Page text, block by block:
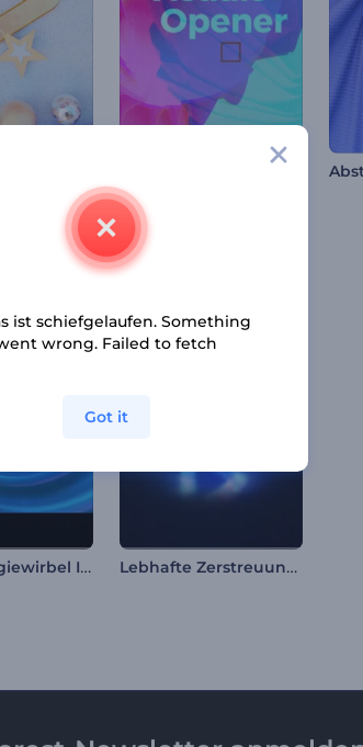
Neon-Energiewirbel Intro Lebhafte Zerstreuung Logo-Reveal
ist schiefgelaufen. Something
wrong. Failed to fetch
Got it